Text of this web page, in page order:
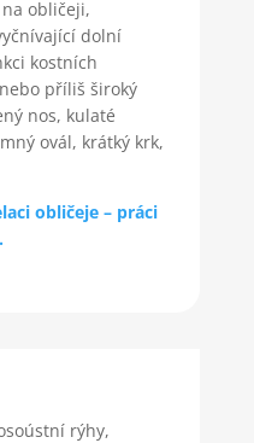
obličeji,
dolní
kostních
příliš široký
nos, kulaté
ovál, krátký krk,
obličeje – práci
rýhy,